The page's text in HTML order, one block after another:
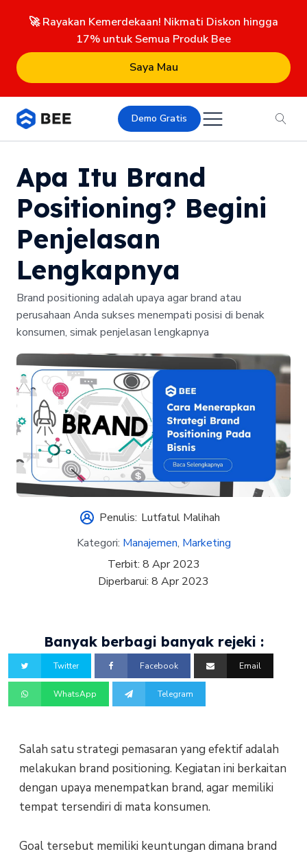
🚀 Rayakan Kemerdekaan! Nikmati Diskon hingga
17% untuk Semua Produk Bee
Saya Mau
Demo Gratis
Apa Itu Brand
Positioning? Begini
Penjelasan
Lengkapnya
Brand positioning adalah upaya agar brand atau
perusahaan Anda sukses menempati posisi di benak
konsumen, simak penjelasan lengkapnya
Penulis: Lutfatul Malihah
Kategori: Manajemen, Marketing
Terbit: 8 Apr 2023
Diperbarui: 8 Apr 2023
Banyak berbagi banyak rejeki :
Twitter Facebook Email
WhatsApp Telegram
Salah satu strategi pemasaran yang efektif adalah
melakukan brand positioning. Kegiatan ini berkaitan
dengan upaya menempatkan brand, agar memiliki
tempat tersendiri di mata konsumen.
Goal tersebut memiliki keuntungan dimana brand